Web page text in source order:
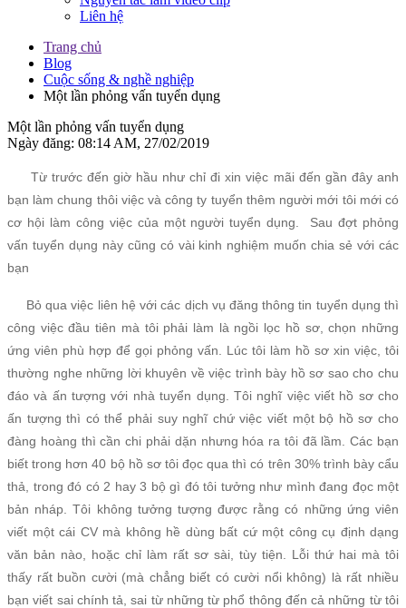
Liên hệ
Trang chủ
Blog
Cuộc sống & nghề nghiệp
Một lần phỏng vấn tuyển dụng
Một lần phỏng vấn tuyển dụng
Ngày đăng: 08:14 AM, 27/02/2019
Từ trước đến giờ hầu như chỉ đi xin việc mãi đến gần đây anh
bạn làm chung thôi việc và công ty tuyển thêm người mới tôi mới có
cơ hội làm công việc của một người tuyển dụng. Sau đợt phỏng
vấn tuyển dụng này cũng có vài kinh nghiệm muốn chia sẻ với các
bạn
Bỏ qua việc liên hệ với các dịch vụ đăng thông tin tuyển dụng thì
công việc đầu tiên mà tôi phải làm là ngồi lọc hồ sơ, chọn những
ứng viên phù hợp để gọi phỏng vấn. Lúc tôi làm hồ sơ xin việc, tôi
thường nghe những lời khuyên về việc trình bày hồ sơ sao cho chu
đáo và ấn tượng với nhà tuyển dụng. Tôi nghĩ việc viết hồ sơ cho
ấn tượng thì có thể phải suy nghĩ chứ việc viết một bộ hồ sơ cho
đàng hoàng thì cần chi phải dặn nhưng hóa ra tôi đã lầm. Các bạn
biết trong hơn 40 bộ hồ sơ tôi đọc qua thì có trên 30% trình bày cẩu
thả, trong đó có 2 hay 3 bộ gì đó tôi tưởng như mình đang đọc một
bản nháp. Tôi không tưởng tượng được rằng có những ứng viên
viết một cái CV mà không hề dùng bất cứ một công cụ định dạng
văn bản nào, hoặc chỉ làm rất sơ sài, tùy tiện. Lỗi thứ hai mà tôi
thấy rất buồn cười (mà chẳng biết có cười nổi không) là rất nhiều
bạn viết sai chính tả, sai từ những từ phổ thông đến cả những từ tôi